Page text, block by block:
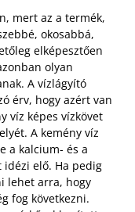
mert az a termék,
okosabbá,
elképesztően
olyan
A vízlágyító
érv, hogy azért van
víz képes vízkövet
A kemény víz
a kalcium- és a
idézi elő. Ha pedig
lehet arra, hogy
fog következni.